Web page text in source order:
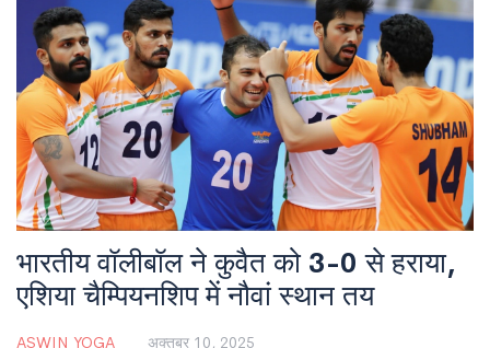
भारतीय वॉलीबॉल ने कुवैत को 3-0 से हराया,
एशिया चैम्पियनशिप में नौवां स्थान तय
ASWIN YOGA अक्तूबर 10, 2025